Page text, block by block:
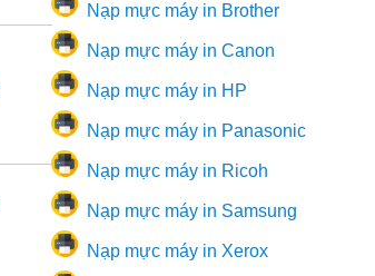
Nạp mực máy in Brother
Nạp mực máy in Canon
Nạp mực máy in HP
Nạp mực máy in Panasonic
Nạp mực máy in Ricoh
Nạp mực máy in Samsung
Nạp mực máy in Xerox